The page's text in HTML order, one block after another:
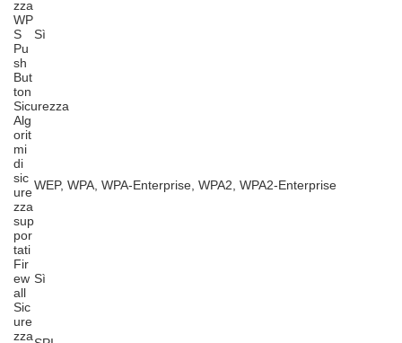
zza
WP
S
Pu
sh
But
ton
Sì
Sicurezza
Alg
orit
mi
di
sic
ure
zza
sup
por
tati
WEP, WPA, WPA-Enterprise, WPA2, WPA2-Enterprise
Fir
ew
all
Sì
Sic
ure
zza